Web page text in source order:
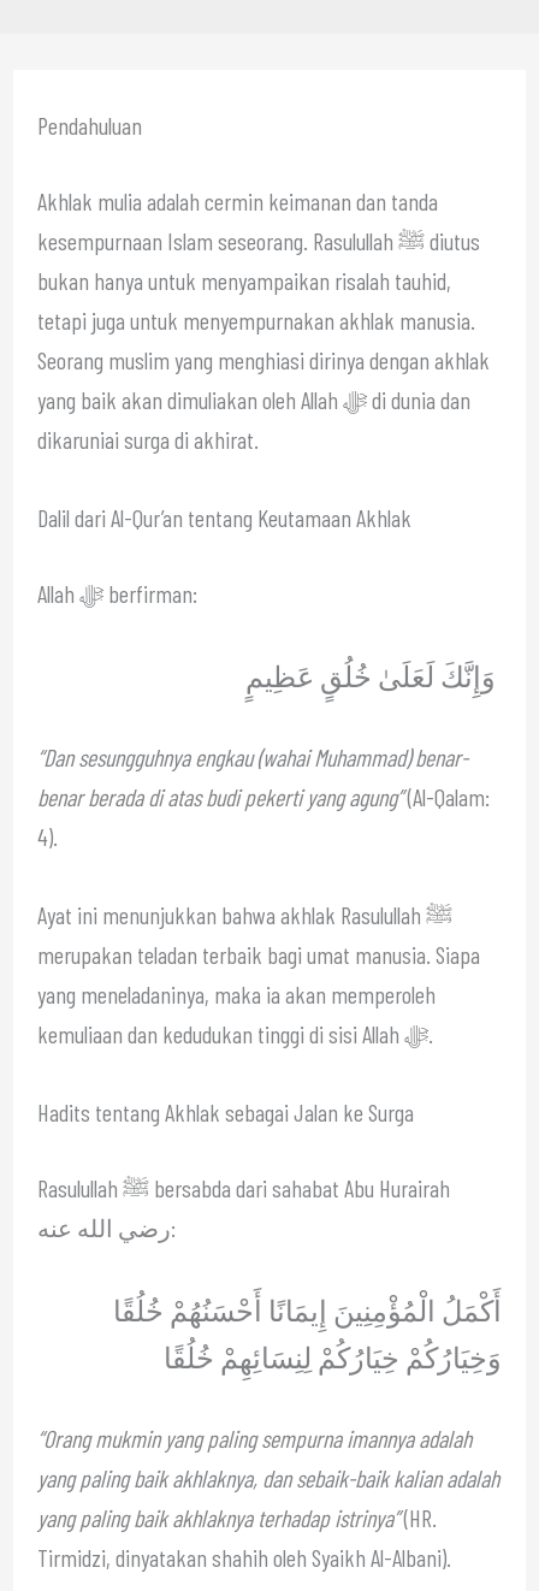
Pendahuluan
Akhlak mulia adalah cermin keimanan dan tanda
kesempurnaan Islam seseorang. Rasulullah ﷺ diutus
bukan hanya untuk menyampaikan risalah tauhid,
tetapi juga untuk menyempurnakan akhlak manusia.
Seorang muslim yang menghiasi dirinya dengan akhlak
yang baik akan dimuliakan oleh Allah ﷻ di dunia dan
dikaruniai surga di akhirat.
Dalil dari Al-Qur’an tentang Keutamaan Akhlak
Allah ﷻ berfirman:
“Dan sesungguhnya engkau (wahai Muhammad) benar-
benar berada di atas budi pekerti yang agung”(Al-Qalam:
4).
Ayat ini menunjukkan bahwa akhlak Rasulullah ﷺ
merupakan teladan terbaik bagi umat manusia. Siapa
yang meneladaninya, maka ia akan memperoleh
kemuliaan dan kedudukan tinggi di sisi Allah ﷻ.
Hadits tentang Akhlak sebagai Jalan ke Surga
Rasulullah ﷺ bersabda dari sahabat Abu Hurairah
رضي الله عنه:
أَكْمَلُ الْمُؤْمِنِينَ إِيمَانًا أَحْسَنُهُمْ خُلُقًا
وَخِيَارُكُمْ خِيَارُكُمْ لِنِسَائِهِمْ خُلُقًا
“Orang mukmin yang paling sempurna imannya adalah
yang paling baik akhlaknya, dan sebaik-baik kalian adalah
yang paling baik akhlaknya terhadap istrinya”(HR.
Tirmidzi, dinyatakan shahih oleh Syaikh Al-Albani).